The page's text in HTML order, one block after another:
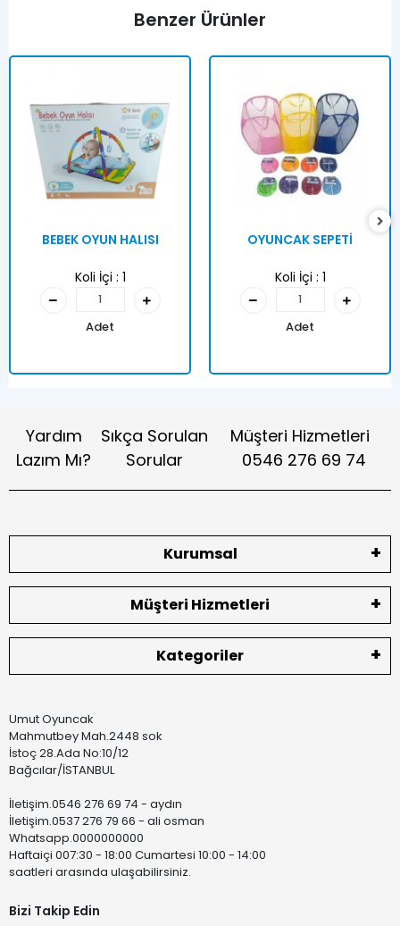
Benzer Ürünler
BEBEK OYUN HALISI
Koli İçi : 1
Adet
OYUNCAK SEPETİ
Koli İçi : 1
Adet
Yardım
Lazım Mı?
Sıkça Sorulan
Sorular
Müşteri Hizmetleri
0546 276 69 74
Kurumsal
Müşteri Hizmetleri
Kategoriler
Umut Oyuncak
Mahmutbey Mah.2448 sok
İstoç 28.Ada No:10/12
Bağcılar/İSTANBUL
İletişim.0546 276 69 74 - aydın
İletişim.0537 276 79 66 - ali osman
Whatsapp.0000000000
Haftaiçi 007:30 - 18:00 Cumartesi 10:00 - 14:00
saatleri arasında ulaşabilirsiniz.
Bizi Takip Edin